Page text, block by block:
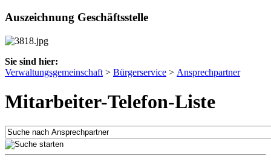
Auszeichnung Geschäftsstelle
Sie sind hier:
Verwaltungsgemeinschaft > Bürgerservice > Ansprechpartner
Mitarbeiter-Telefon-Liste